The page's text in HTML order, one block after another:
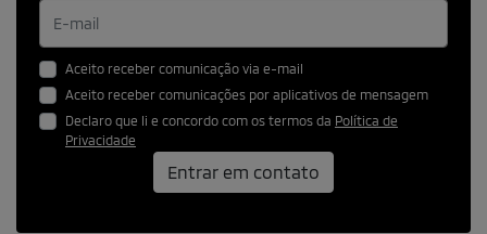
Aceito receber comunicação via e-mail
Aceito receber comunicações por aplicativos de mensagem
Declaro que li e concordo com os termos da Política de
Privacidade
Entrar em contato